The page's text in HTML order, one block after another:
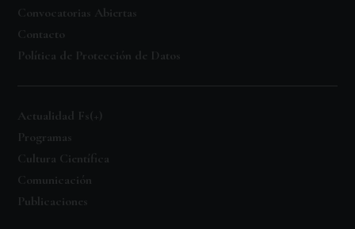
Convocatorias Abiertas
Contacto
Política de Protección de Datos
Actualidad Fs(+)
Programas
Cultura Científica
Comunicación
Publicaciones